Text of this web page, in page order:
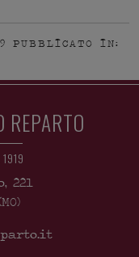
PUBBLICATO IN:
REPARTO
221